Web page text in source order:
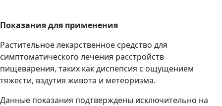
Показания для применения
Растительное лекарственное средство для
симптоматического лечения расстройств
пищеварения, таких как диспепсия с ощущением
тяжести, вздутия живота и метеоризма.
Данные показания подтверждены исключительно на